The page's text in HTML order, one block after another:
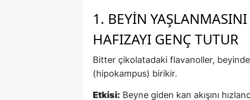
1. BEYIN
HAFIZAYI GENÇ TUTUR
Bitter çikolatadaki flavanoller,
(hipokampus) birikir.
Etkisi: Beyne giden kan akışını